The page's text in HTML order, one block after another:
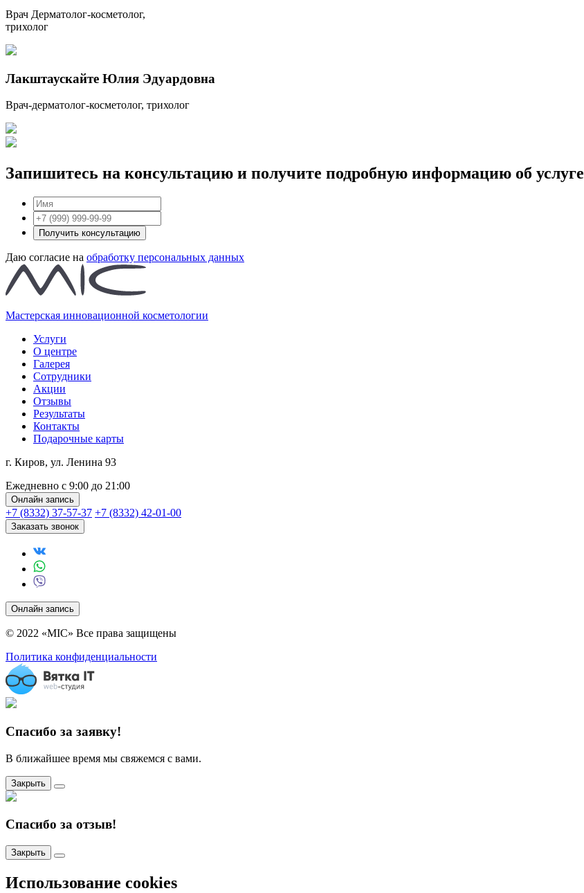
Врач Дерматолог-косметолог,
трихолог
Лакштаускайте Юлия Эдуардовна
Врач-дерматолог-косметолог, трихолог
Запишитесь на консультацию и получите подробную информацию об услуге
Получить консультацию
Даю согласие на обработку персональных данных
Мастерская инновационной косметологии
Услуги
О центре
Галерея
Сотрудники
Акции
Отзывы
Результаты
Контакты
Подарочные карты
г. Киров, ул. Ленина 93
Ежедневно с 9:00 до 21:00
Онлайн запись
+7 (8332) 37-57-37 +7 (8332) 42-01-00
Заказать звонок
Онлайн запись
© 2022 «MIC» Все права защищены
Политика конфиденциальности
Спасибо за заявку!
В ближайшее время мы свяжемся с вами.
Закрыть
Спасибо за отзыв!
Закрыть
Использование cookies